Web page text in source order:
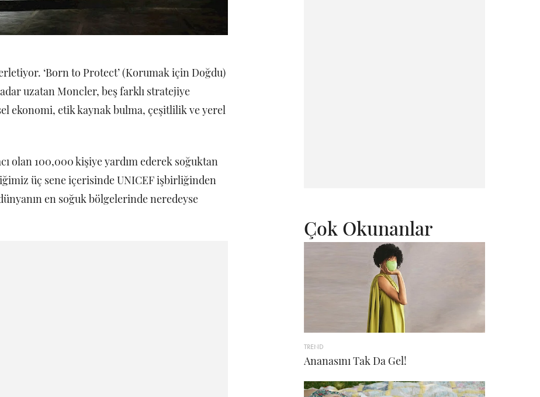
‘Born to Protect’ (Korumak için Doğdu)
uzatan Moncler, beş farklı stratejiye
ekonomi, etik kaynak bulma, çeşitlilik ve yerel
olan 100,000 kişiye yardım ederek soğuktan
üç sene içerisinde UNICEF işbirliğinden
en soğuk bölgelerinde neredeyse
Çok Okunanlar
TREND
Ananasını Tak Da Gel!